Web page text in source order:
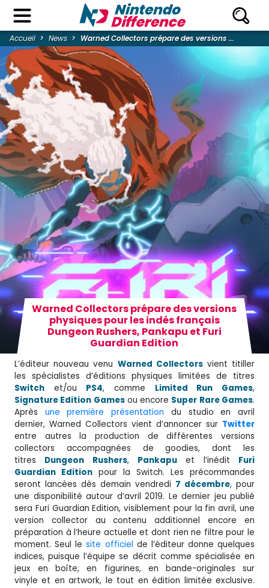
Accueil News Warned Collectors prépare des versions ...
Warned Collectors prépare des versions
physiques pour les indés français
Dungeon Rushers, Pankapu et Furi
Guardian Edition
L’éditeur nouveau venu Warned Collectorsvient titiller
les spécialistes d’éditions physiques limitées de titres
Switch et/ou PS4, comme Limited Run Games,
Signature Edition Gamesou encore Super Rare Games.
Après une première présentation du studio en avril
dernier, Warned Collectors vient d’annoncer sur Twitter
entre autres la production de différentes versions
collectors accompagnées de goodies, dont les
titres Dungeon Rushers, Pankapu et l’inédit Furi
Guardian Edition pour la Switch. Les précommandes
seront lancées dès demain vendredi 7 décembre, pour
une disponibilité autour d’avril 2019. Le dernier jeu publié
sera Furi Guardian Edition, visiblement pour la fin avril, une
version collector au contenu additionnel encore en
préparation à l’heure actuelle et dont rien ne filtre pour le
moment. Seul lesite officiel de l’éditeur donne quelques
indices, puisque l’équipe se décrit comme spécialisée en
jeux en boîte, en figurines, en bande-originales sur
vinyle et en artwork, le tout en édition limitée exclusive.